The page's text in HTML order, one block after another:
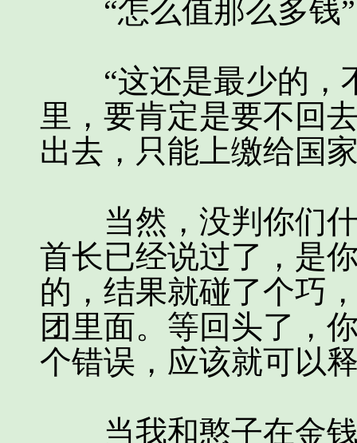
“怎么值那么多钱”
“这还是最少的，
里，要肯定是要不回
出去，只能上缴给国
当然，没判你们什
首长已经说过了，是
的，结果就碰了个巧
团里面。等回头了，
个错误，应该就可以
当我和憨子在金钱